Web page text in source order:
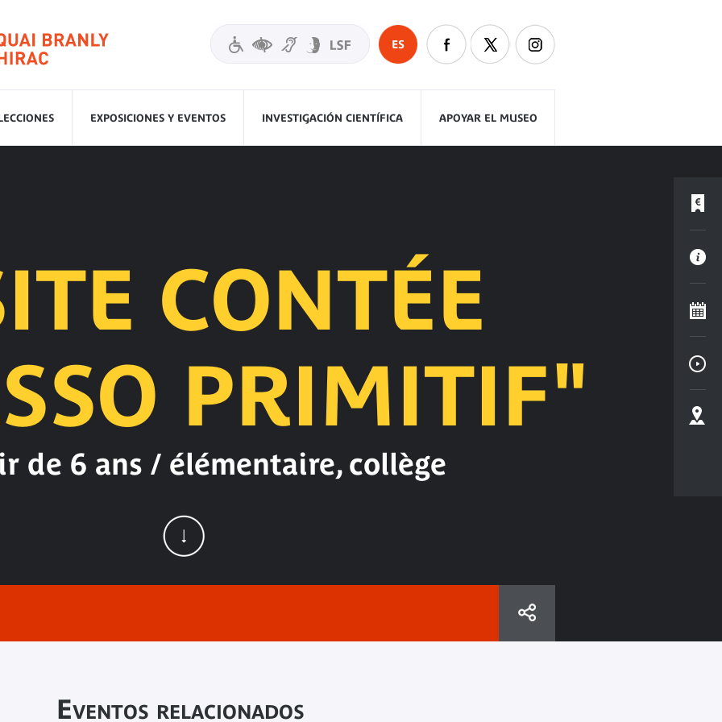
ES
EXPOSICIONES Y EVENTOS INVESTIGACIÓN CIENTÍFICA APOYAR EL MUSEO
CONTÉE
PRIMITIF"
de 6 ans / élémentaire, collège
Eventos relacionados